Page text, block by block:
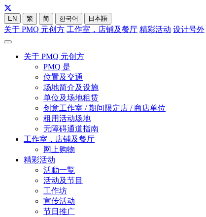
EN 繁 简 한국어 日本語
关于 PMQ 元创方 工作室，店铺及餐厅 精彩活动 设计号外
关于 PMQ 元创方
PMQ 是
位置及交通
场地简介及设施
单位及场地租赁
创意工作室 / 期间限定店 / 商店单位
租用活动场地
无障碍通道指南
工作室，店铺及餐厅
网上购物
精彩活动
活動一覧
活动及节目
工作坊
宣传活动
节日推广